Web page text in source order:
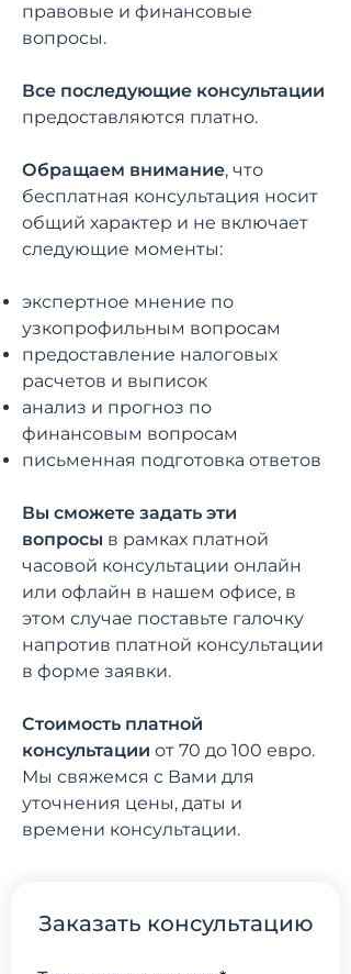
правовые и финансовые
вопросы.
Все последующие консультации
предоставляются платно.
Обращаем внимание, что
бесплатная консультация носит
общий характер и не включает
следующие моменты:
экспертное мнение по
узкопрофильным вопросам
предоставление налоговых
расчетов и выписок
анализ и прогноз по
финансовым вопросам
письменная подготовка ответов
Вы сможете задать эти
вопросы в рамках платной
часовой консультации онлайн
или офлайн в нашем офисе, в
этом случае поставьте галочку
напротив платной консультации
в форме заявки.
Стоимость платной
консультации от 70 до 100 евро.
Мы свяжемся с Вами для
уточнения цены, даты и
времени консультации.
Заказать консультацию